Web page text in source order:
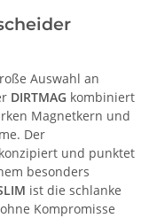
Auswahl an
DIRTMAG kombiniert
Magnetkern und
Der
und punktet
besonders
ist die schlanke
Kompromisse